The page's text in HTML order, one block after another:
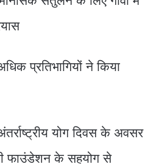
प्रतिभागियों ने किया
योग दिवस के अवसर
फाउंडेशन के सहयोग से